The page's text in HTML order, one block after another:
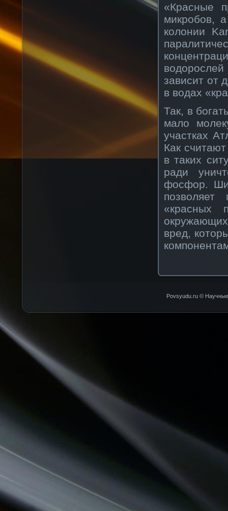
«Красные
микробов,
колонии
зависит от
в водах
Так, в
мало
участках
Как
в таких
ради
фосфор. Ши
позволяет
«красных
вред,
Povsyudu.ru © Научные